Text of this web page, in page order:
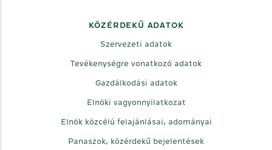
KÖZÉRDEKŰ ADATOK
Szervezeti adatok
Tevékenységre vonatkozó adatok
Gazdálkodási adatok
Elnöki vagyonnyilatkozat
Elnök közcélú felajánlásai, adományai
Panaszok, közérdekű bejelentések